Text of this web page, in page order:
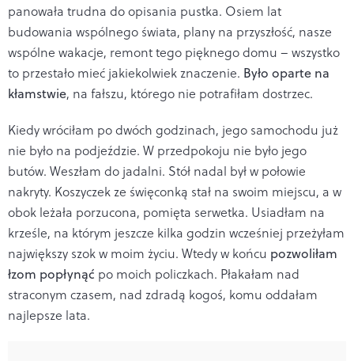
panowała trudna do opisania pustka. Osiem lat
budowania wspólnego świata, plany na przyszłość, nasze
wspólne wakacje, remont tego pięknego domu – wszystko
to przestało mieć jakiekolwiek znaczenie. Było oparte na
kłamstwie, na fałszu, którego nie potrafiłam dostrzec.
Kiedy wróciłam po dwóch godzinach, jego samochodu już
nie było na podjeździe. W przedpokoju nie było jego
butów. Weszłam do jadalni. Stół nadal był w połowie
nakryty. Koszyczek ze święconką stał na swoim miejscu, a w
obok leżała porzucona, pomięta serwetka. Usiadłam na
krześle, na którym jeszcze kilka godzin wcześniej przeżyłam
największy szok w moim życiu. Wtedy w końcu pozwoliłam
łzom popłynąć po moich policzkach. Płakałam nad
straconym czasem, nad zdradą kogoś, komu oddałam
najlepsze lata.